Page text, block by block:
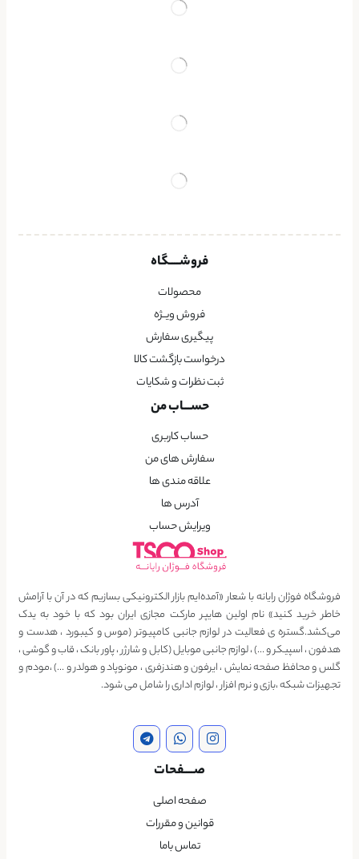
فروشــــگاه
محصولات
فروش ویــژه
پیگیری سفارش
درخواست بازگشت کالا
ثبت نظرات و شکایات
حســـاب من
حساب کاربری
سفارش های من
علاقه مندی ها
آدرس ها
ویرایش حساب
فروشگاه فوژان رایانه با شعار «آمده‌ایم بازار الکترونیکی بسازیم که در آن با آرامش
خاطر خرید کنید» نام اولین هایپر مارکت مجازی ایران بود که با خود به یدک
می‌کشد.گستره ی فعالیت در لوازم جانبی کامپیوتر (موس و کیبورد ، هدست و
هدفون ، اسپیکر و …) ، لوازم جانبی موبایل (کابل و شارژر ، پاور بانک ، قاب و گوشی ،
گلس و محافظ صفحه نمایش ، ایرفون و هندزفری ، مونوپاد و هولدر و …) ،مودم و
تجهیزات شبکه ،بازی و نرم افزار ، لوازم اداری را شامل می شود.
صــــفحات
صفحه اصلی
قوانین و مقررات
تماس باما